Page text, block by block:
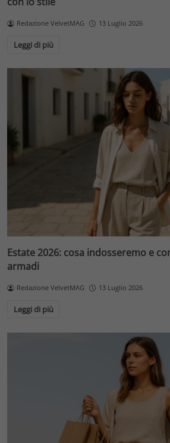
Redazione VelvetMAG 13 Luglio 2026
Leggi di più
Estate 2026: cosa indosseremo e
armadi
Redazione VelvetMAG 13 Luglio 2026
Leggi di più